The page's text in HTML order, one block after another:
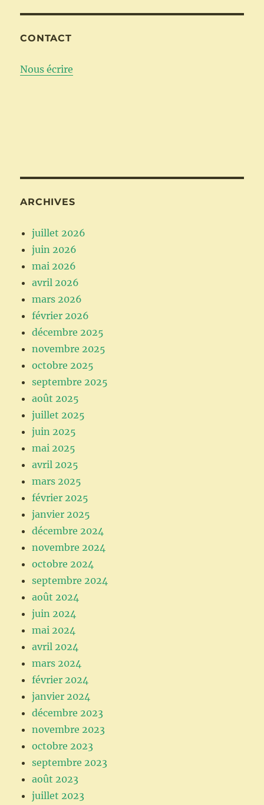
CONTACT
Nous écrire
ARCHIVES
juillet 2026
juin 2026
mai 2026
avril 2026
mars 2026
février 2026
décembre 2025
novembre 2025
octobre 2025
septembre 2025
août 2025
juillet 2025
juin 2025
mai 2025
avril 2025
mars 2025
février 2025
janvier 2025
décembre 2024
novembre 2024
octobre 2024
septembre 2024
août 2024
juin 2024
mai 2024
avril 2024
mars 2024
février 2024
janvier 2024
décembre 2023
novembre 2023
octobre 2023
septembre 2023
août 2023
juillet 2023